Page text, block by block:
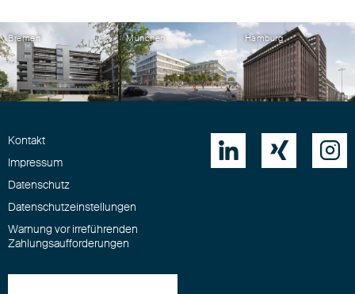
Bremen München Hamburg
Kontakt
Impressum
Datenschutz
Datenschutzeinstellungen
Warnung vor irreführenden
Zahlungsaufforderungen
  